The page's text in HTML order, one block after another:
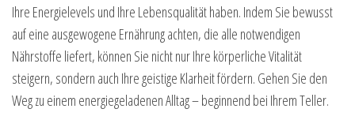
Ihre Energielevels und Ihre Lebensqualität haben. Indem Sie bewusst
auf eine ausgewogene Ernährung achten, die alle notwendigen
Nährstoffe liefert, können Sie nicht nur Ihre körperliche Vitalität
steigern, sondern auch Ihre geistige Klarheit fördern. Gehen Sie den
Weg zu einem energiegeladenen Alltag – beginnend bei Ihrem Teller.